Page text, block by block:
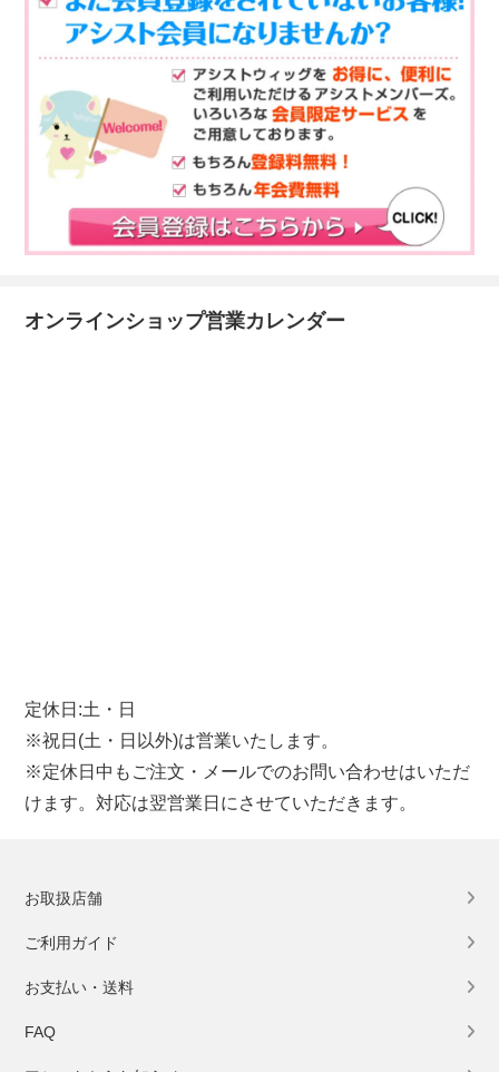
オンラインショップ営業カレンダー
定休日:土・日
※祝日(土・日以外)は営業いたします。
※定休日中もご注文・メールでのお問い合わせはいただ
けます。対応は翌営業日にさせていただきます。
お取扱店舗
ご利用ガイド
お支払い・送料
FAQ